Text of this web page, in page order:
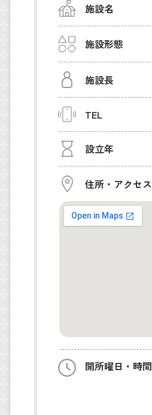
施設名
施設形態
施設長
TEL
設立年
住所・アクセス
開所曜日・時間